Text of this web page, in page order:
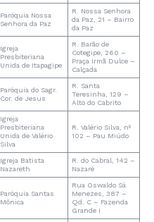
Paróquia Nossa
Senhora da Paz
R. Nossa Senhora
da Paz, 21 – Bairro
da Paz
Igreja
Presbiteriana
Unida de Itapagipe
R. Barão de
Cotegipe, 260 –
Praça Irmã Dulce –
Calçada
Paróquia do Sagr.
Cor. de Jesus
R. Santa
Teresinha, 129 –
Alto do Cabrito
Igreja
Presbiteriana
Unida de Valério
Silva
R. Valério Silva, nº
102 – Pau Miúdo
Igreja Batista
Nazareth
R. do Cabral, 142 –
Nazaré
Paróquia Santas
Mônica
Rua Oswaldo Sá
Menezes, 387 –
Qd. C – Fazenda
Grande I